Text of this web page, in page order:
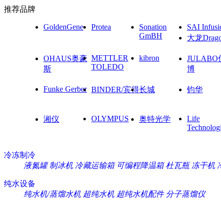
推荐品牌
GoldenGene Protea
Sonation
GmBH
SAI
大龙
OHAUS奥豪
斯
METTLER
TOLEDO
kibron
JULABO
博
Funke Gerber BINDER/宾得长城 钧华
湘仪 OLYMPUS 奥特光学
Life
冷冻制冷
液氮罐 制冰机 冷藏运输箱 可编程降温箱 杜瓦瓶 冻干机
纯水设备
纯水机/蒸馏水机 超纯水机 超纯水机配件 分子蒸馏仪